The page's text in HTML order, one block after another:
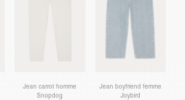
Jean carrot homme
Snopdog
Jean boyfriend femme
Joybird